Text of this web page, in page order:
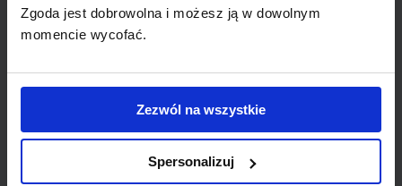
Zgoda jest dobrowolna i możesz ją w dowolnym
momencie wycofać.
Zezwól na wszystkie
Spersonalizuj
bilety lotnicze z MALAGA do BERLIN (Air
Berlin)
bilety lotnicze z MALAGA do
BOURNEMOUTH (Thomsonfly)
bilety lotnicze z MALAGA do SHANNON